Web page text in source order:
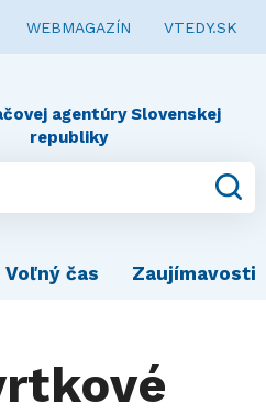
WEBMAGAZÍN VTEDY.SK
agentúry Slovenskej
republiky
Voľný čas Zaujímavosti